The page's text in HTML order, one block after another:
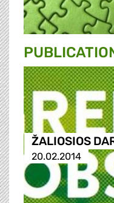
ŽALIOSIOS
20.02.2014